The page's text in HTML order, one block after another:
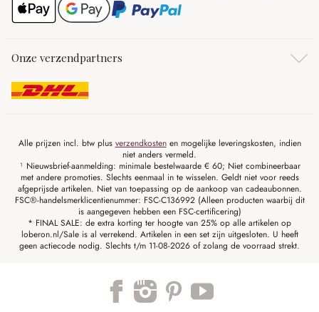
Onze verzendpartners
Alle prijzen incl. btw plus verzendkostenen mogelijke leveringskosten, indien
niet anders vermeld.
¹ Nieuwsbrief-aanmelding: minimale bestelwaarde € 60; Niet combineerbaar
met andere promoties. Slechts eenmaal in te wisselen. Geldt niet voor reeds
afgeprijsde artikelen. Niet van toepassing op de aankoop van cadeaubonnen.
FSC®-handelsmerklicentienummer: FSC-C136992 (Alleen producten waarbij dit
is aangegeven hebben een FSC-certificering)
* FINAL SALE: de extra korting ter hoogte van 25% op alle artikelen op
loberon.nl/Sale is al verrekend. Artikelen in een set zijn uitgesloten. U heeft
geen actiecode nodig. Slechts t/m 11-08-2026 of zolang de voorraad strekt.